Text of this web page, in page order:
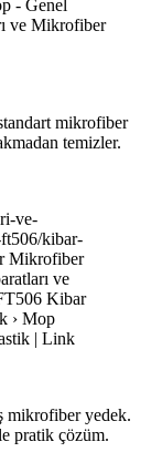
- Genel
ve Mikrofiber
mikrofiber
temizler.
ve-
kibar-
Mikrofiber
ve
Kibar
› Mop
| Link
mikrofiber yedek.
pratik çözüm.